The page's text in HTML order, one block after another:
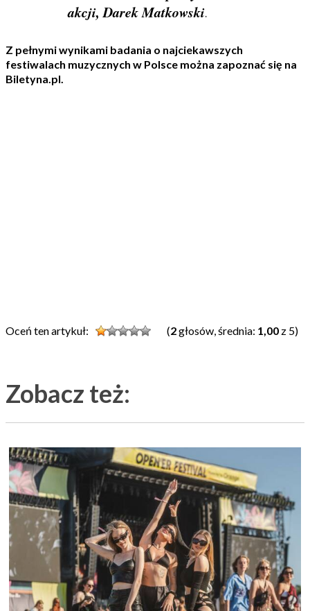
akcji, Darek Matkowski.
Z pełnymi wynikami badania o najciekawszych
festiwalach muzycznych w Polsce można zapoznać się na
Biletyna.pl.
Oceń ten artykuł: (2głosów, średnia: 1,00 z 5)
Zobacz też: